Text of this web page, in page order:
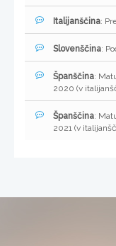
Italijanščina:
Slovenščina:
Španščina:
2020 (v
Španščina:
2021 (v